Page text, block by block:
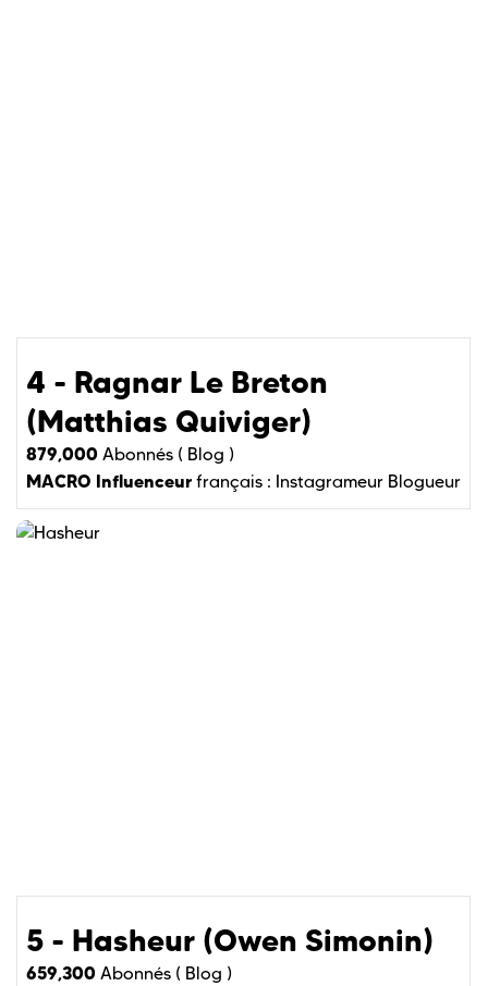
4 - Ragnar Le Breton
(Matthias Quiviger)
879,000 Abonnés ( Blog )
MACRO Influenceur français : Instagrameur Blogueur
5 - Hasheur (Owen Simonin)
659,300 Abonnés ( Blog )